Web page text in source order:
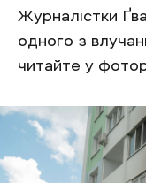
Журналістки
одного з
читайте у